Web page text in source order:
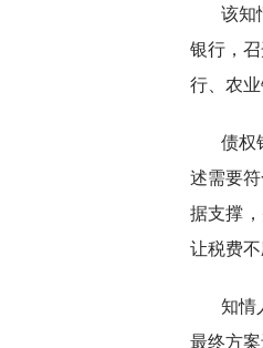
该知
银行，
行、农
债权
述需要
据支撑
让税费
知情
最终方